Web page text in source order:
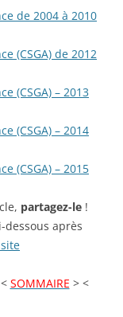
de 2004 à 2010
(CSGA) de 2012
(CSGA) – 2013
(CSGA) – 2014
(CSGA) – 2015
partagez-le !
dessous après
SOMMAIRE > <